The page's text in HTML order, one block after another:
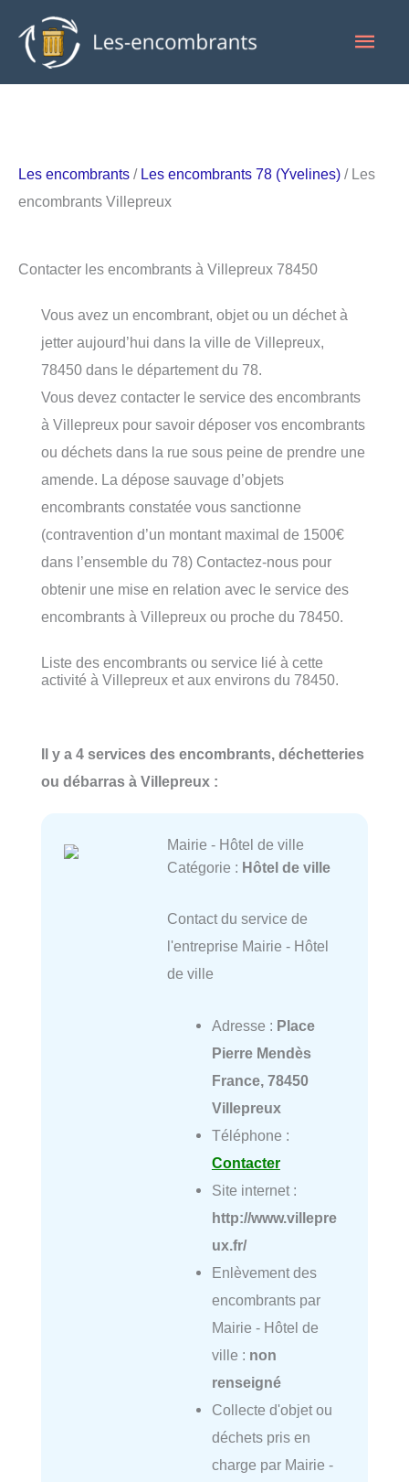
contenu
Les encombrants / Les encombrants 78 (Yvelines) / Les
encombrants Villepreux
Contacter les encombrants à Villepreux 78450
Vous avez un encombrant, objet ou un déchet à
jetter aujourd’hui dans la ville de Villepreux,
78450 dans le département du 78.
Vous devez contacter le service des encombrants
à Villepreux pour savoir déposer vos encombrants
ou déchets dans la rue sous peine de prendre une
amende. La dépose sauvage d’objets
encombrants constatée vous sanctionne
(contravention d’un montant maximal de 1500€
dans l’ensemble du 78) Contactez-nous pour
obtenir une mise en relation avec le service des
encombrants à Villepreux ou proche du 78450.
Liste des encombrants ou service lié à cette
activité à Villepreux et aux environs du 78450.
Il y a 4 services des encombrants, déchetteries
ou débarras à Villepreux :
Mairie - Hôtel de ville
Catégorie : Hôtel de ville
Contact du service de
l'entreprise Mairie - Hôtel
de ville
Adresse : Place
Pierre Mendès
France, 78450
Villepreux
Téléphone :
Contacter
Site internet :
http://www.villepre
ux.fr/
Enlèvement des
encombrants par
Mairie - Hôtel de
ville : non
renseigné
Collecte d'objet ou
déchets pris en
charge par Mairie -